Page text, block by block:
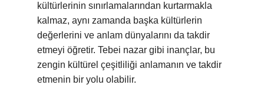
kültürlerinin sınırlamalarından kurtarmakla
kalmaz, aynı zamanda başka kültürlerin
değerlerini ve anlam dünyalarını da takdir
etmeyi öğretir. Tebei nazar gibi inançlar, bu
zengin kültürel çeşitliliği anlamanın ve takdir
etmenin bir yolu olabilir.